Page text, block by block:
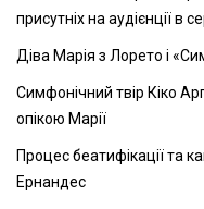
присутніх на аудієнції в
Діва Марія з Лорето і
Симфонічний твір Кіко
опікою Марії
Процес беатифікації та
Ернандес